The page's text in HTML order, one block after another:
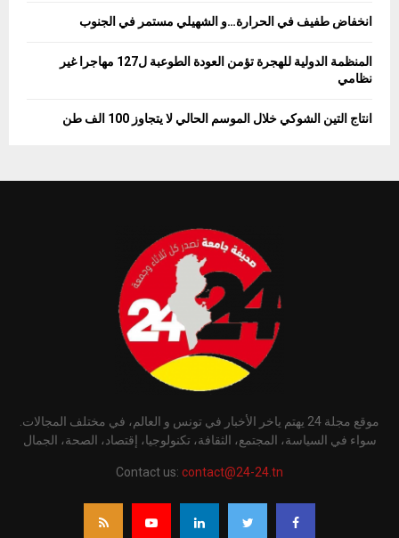
انخفاض طفيف في الحرارة…و الشهيلي مستمر في الجنوب
المنظمة الدولية للهجرة تؤمن العودة الطوعبة ل127 مهاجرا غير
نظامي
انتاج التين الشوكي خلال الموسم الحالي لا يتجاوز 100 الف طن
موقع مجلة 24 يهتم ياخر الأخبار في تونس و العالم، في مختلف المجالات.
سواء في السياسة، المجتمع، الثقافة، تكنولوجيا، إقتصاد، الصحة، الجمال
Contact us: contact@24-24.tn